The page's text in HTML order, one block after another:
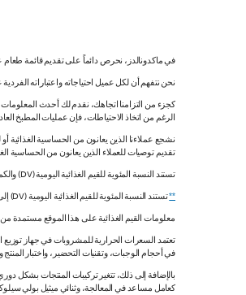
في ماكدونالدز، نحرص دائماً على تقديم قائمة طعام
نحن نتفهم أن لكل عميل احتياجاته واعتباراته
كجزء من التزامنا اتجاهك، نقدم لك أحدث المعلومات
الرغم من اتخاذ الاحتياطات، فإن عمليات المطبخ
نشجع عملاءنا الذين يعانون من الحساسية الغذائية
تقديم توصيات للعملاء الذين يعانون من الحساسية
تستند النسبة المئوية للقيم الغذائية اليومية (DV) والكميات الغذائية الموصى بها RDIs إلى القيم غير المقيدة.
**تستند النسبة المئوية للقيم الغذائية اليومية (DV) إلى نظام غذائي يحتوي على 2000 سعرة حرارية. قد تكون قيمك اليومية أعلى أو أقل اعتماداً على احتياجاتك من السعرات الحرارية.
معلومات القيم الغذائية على هذا الموقع مستمدة
تعتمد السعرات الحرارية للمشروبات في جهاز توزيع
في أحجام الوجبات، وتقنيات التحضير، واختبار المنتج
بالإضافة إلى ذلك، تتغير تركيبات المنتجات
كعامل مساعد في المعالجة، وثنائي ميثيل بولي سيلوكسين